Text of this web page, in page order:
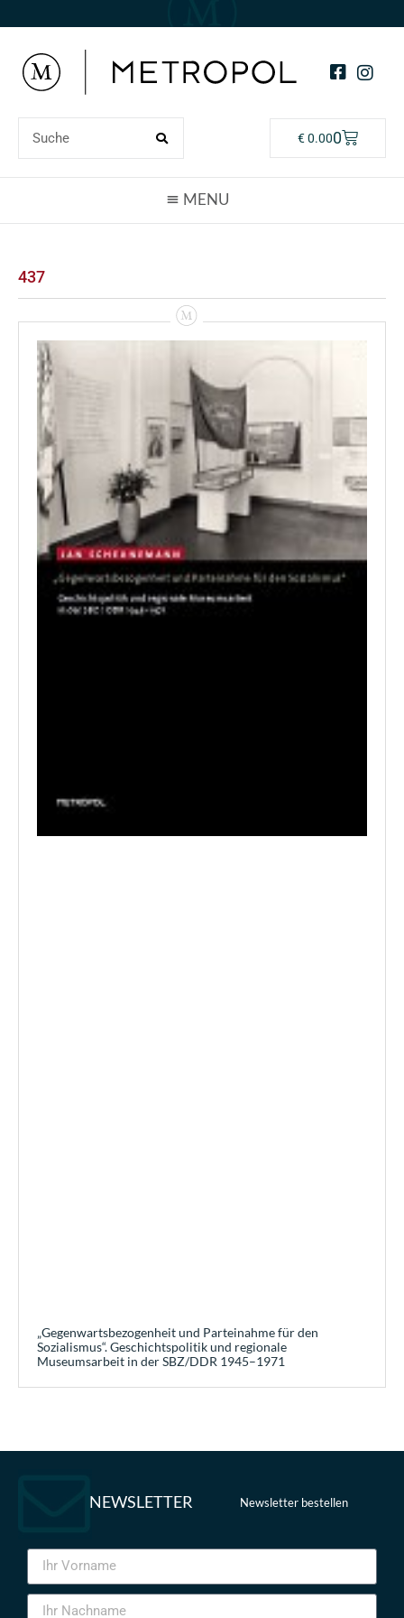
€0.000
437
„Gegenwartsbezogenheit und Parteinahme für den
Sozialismus“. Geschichtspolitik und regionale
Museumsarbeit in der SBZ/DDR 1945–1971
NEWSLETTER Newsletter bestellen